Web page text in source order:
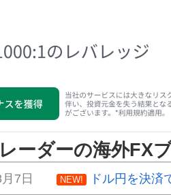
ーダーの海外FX
7日 NEW! ドル円を決済